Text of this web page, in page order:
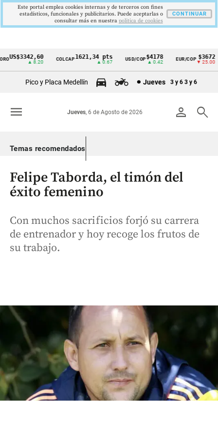
Cintillo
Colombia
US$3342,60
▲ 8.20
COLCAP1621,34 pts
▲ 0.67
USD/COP$4178
▲ 0.42
EUR/COP $3672
▼ 25.00
Pico y Placa Medellín Jueves 3 y 6 3 y 6
person search
Jueves, 6 de Agosto de 2026
menu
Temas recomendados
Felipe Taborda, el timón del
éxito femenino
Con muchos sacrificios forjó su carrera
de entrenador y hoy recoge los frutos de
su trabajo.
Este portal emplea cookies internas y de terceros con fines
estadísticos, funcionales y publicitarios. Puede aceptarlas o
consultar más en nuestra politica de cookies
CONTINUAR